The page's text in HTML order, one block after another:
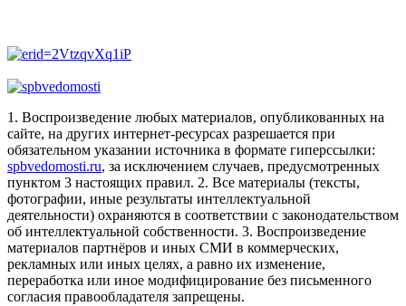
1. Воспроизведение любых материалов, опубликованных на
сайте, на других интернет-ресурсах разрешается при
обязательном указании источника в формате гиперссылки:
spbvedomosti.ru, за исключением случаев, предусмотренных
пунктом 3 настоящих правил. 2. Все материалы (тексты,
фотографии, иные результаты интеллектуальной
деятельности) охраняются в соответствии с законодательством
об интеллектуальной собственности. 3. Воспроизведение
материалов партнёров и иных СМИ в коммерческих,
рекламных или иных целях, а равно их изменение,
переработка или иное модифицирование без письменного
согласия правообладателя запрещены.